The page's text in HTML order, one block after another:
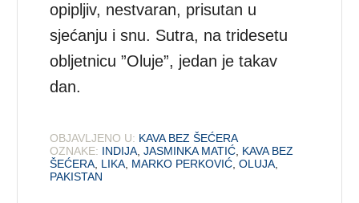
opipljiv, nestvaran, prisutan u
sjećanju i snu. Sutra, na tridesetu
obljetnicu ”Oluje”, jedan je takav
dan.
OBJAVLJENO U: KAVA BEZ ŠEĆERA
OZNAKE: INDIJA,JASMINKA MATIĆ, KAVA BEZ
ŠEĆERA, LIKA, MARKO PERKOVIĆ,OLUJA,
PAKISTAN